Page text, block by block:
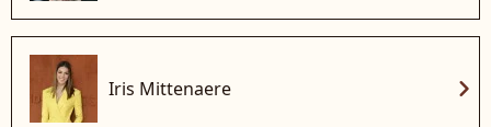
Iris Mittenaere chevron_right